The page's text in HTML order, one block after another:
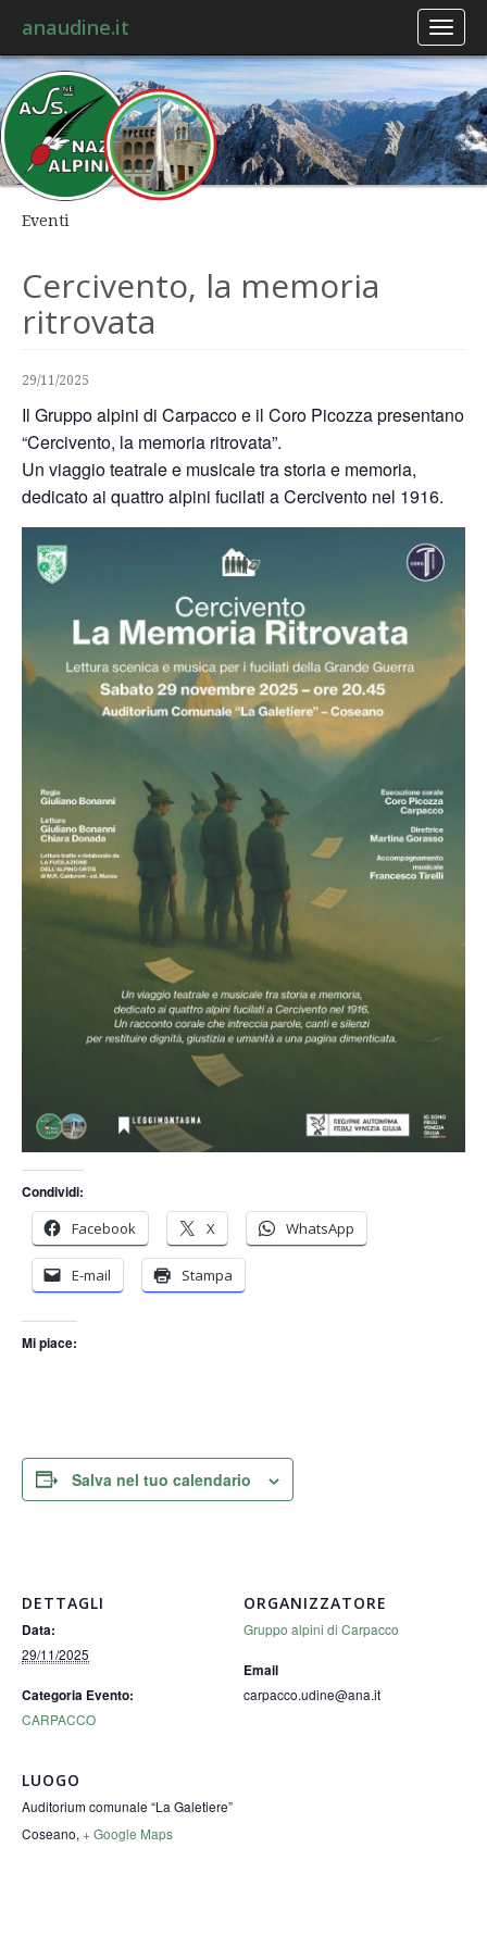
anaudine.it
Eventi
Cercivento, la memoria
ritrovata
29/11/2025
Il Gruppo alpini di Carpacco e il Coro Picozza presentano
“Cercivento, la memoria ritrovata”.
Un viaggio teatrale e musicale tra storia e memoria,
dedicato ai quattro alpini fucilati a Cercivento nel 1916.
Condividi:
Facebook
X WhatsApp
E-mail Stampa
Mi piace:
Salva nel tuo calendario
DETTAGLI
Data:
29/11/2025
Categoria Evento:
CARPACCO
LUOGO
Auditorium comunale “La Galetiere”
Coseano, + Google Maps
ORGANIZZATORE
Gruppo alpini di Carpacco
Email
carpacco.udine@ana.it